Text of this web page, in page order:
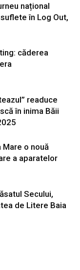
național
în Log Out,
căderea
readuce
în inima Băii
Mare o nouă
a aparatelor
Secului,
de Litere Baia